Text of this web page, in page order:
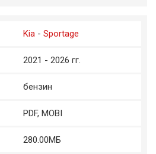
Kia - Sportage
2021 - 2026 гг.
бензин
PDF, MOBI
280.00МБ